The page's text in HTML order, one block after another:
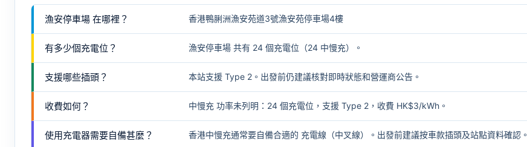
漁安停車場 在哪裡？ 香港鴨脷洲漁安苑道3號漁安苑停車場4樓
有多少個充電位？ 漁安停車場 共有 24 個充電位（24 中慢充）。
支援哪些插頭？ 本站支援 Type 2。出發前仍建議核對即時狀態和營運商公告。
收費如何？ 中慢充 功率未列明：24 個充電位，支援 Type 2，收費 HK$3/kWh。
使用充電器需要自備甚麼？ 香港中慢充通常要自備合適的 充電線（中叉線） 。出發前建議按車款插頭及站點資料確認。